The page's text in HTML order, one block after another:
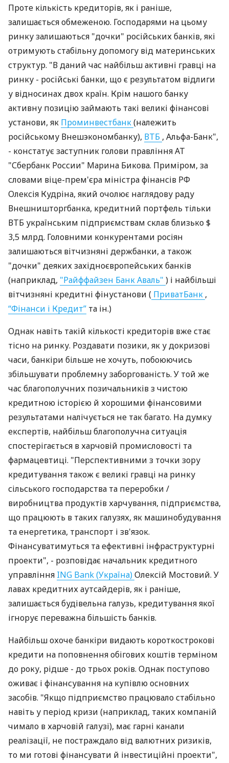
Проте кількість кредиторів, як і раніше,
залишається обмеженою. Господарями на цьому
ринку залишаються "дочки" російських банків, які
отримують стабільну допомогу від материнських
структур. "В даний час найбільш активні гравці на
ринку - російські банки, що є результатом відлиги
у відносинах двох країн. Крім нашого банку
активну позицію займають такі великі фінансові
установи, як Проминвестбанк(належить
російському Внешэкономбанку), ВТБ , Альфа-Банк",
- констатує заступник голови правління АТ
"Сбербанк России" Марина Бикова. Приміром, за
словами віце-прем'єра міністра фінансів РФ
Олексія Кудріна, який очолює наглядову раду
Внешништоргбанка, кредитний портфель тільки
ВТБ українським підприємствам склав близько $
3,5 млрд. Головними конкурентами росіян
залишаються вітчизняні держбанки, а також
"дочки" деяких західноєвропейських банків
(наприклад, "Райффайзен Банк Аваль" ) і найбільші
вітчизняні кредитні фінустанови ( ПриватБанк ,
“Фінанси і Кредит” та ін.)
Однак навіть такій кількості кредиторів вже стає
тісно на ринку. Роздавати позики, як у докризові
часи, банкіри більше не хочуть, побоюючись
збільшувати проблемну заборгованість. У той же
час благополучних позичальників з чистою
кредитною історією й хорошими фінансовими
результатами налічується не так багато. На думку
експертів, найбільш благополучна ситуація
спостерігається в харчовій промисловості та
фармацевтиці. "Перспективними з точки зору
кредитування також є великі гравці на ринку
сільського господарства та переробки /
виробництва продуктів харчування, підприємства,
що працюють в таких галузях, як машинобудування
та енергетика, транспорт і зв'язок.
Фінансуватимуться та ефективні інфраструктурні
проекти", - розповідає начальник кредитного
управління ING Bank (Україна)Олексій Мостовий. У
лавах кредитних аутсайдерів, як і раніше,
залишається будівельна галузь, кредитування якої
ігнорує переважна більшість банків.
Найбільш охоче банкіри видають короткострокові
кредити на поповнення обігових коштів терміном
до року, рідше - до трьох років. Однак поступово
оживає і фінансування на купівлю основних
засобів. "Якщо підприємство працювало стабільно
навіть у період кризи (наприклад, таких компаній
чимало в харчовій галузі), має гарні канали
реалізації, не постраждало від валютних ризиків,
то ми готові фінансувати й інвестиційні проекти",